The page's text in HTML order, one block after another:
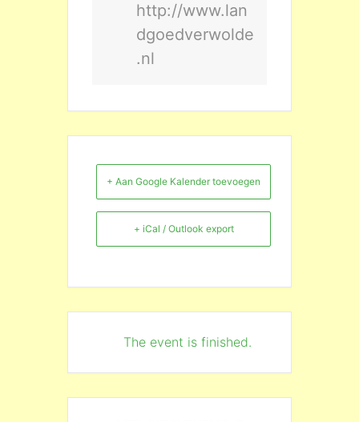
http://www.lan
dgoedverwolde
.nl
+ Aan Google Kalender toevoegen
+ iCal / Outlook export
The event is finished.